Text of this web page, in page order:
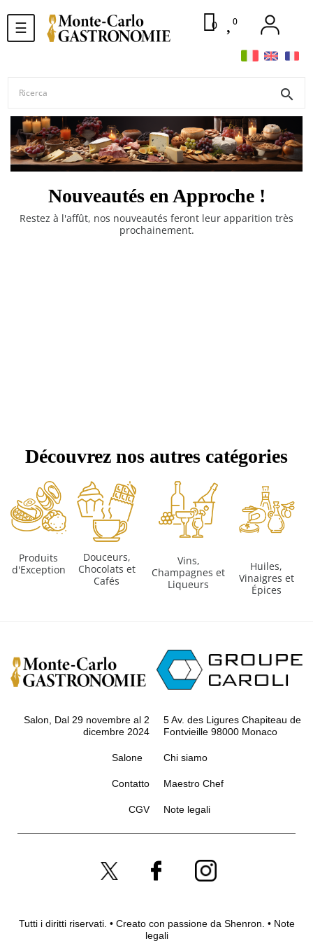
navigazione
Toggle
☰
search
0 0
Nouveautés en Approche !
Restez à l'affût, nos nouveautés feront leur apparition très
prochainement.
Découvrez nos autres catégories
Produits
d'Exception
Douceurs,
Chocolats et
Cafés
Vins,
Champagnes et
Liqueurs
Huiles,
Vinaigres et
Épices
Salon, Dal 29 novembre al 2
dicembre 2024
5 Av. des Ligures Chapiteau de
Fontvieille 98000 Monaco
Salone
Contatto
Chi siamo
Maestro Chef
CGV Note legali
Tutti i diritti riservati. • Creato con passione da Shenron. • Note
legali